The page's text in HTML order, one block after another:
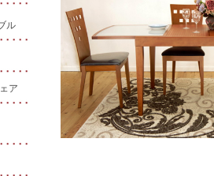
ル
ア